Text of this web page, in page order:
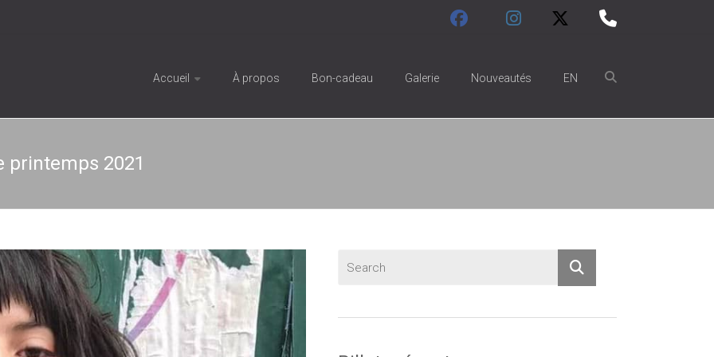
Accueil À propos Bon-cadeau Galerie Nouveautés EN
printemps 2021